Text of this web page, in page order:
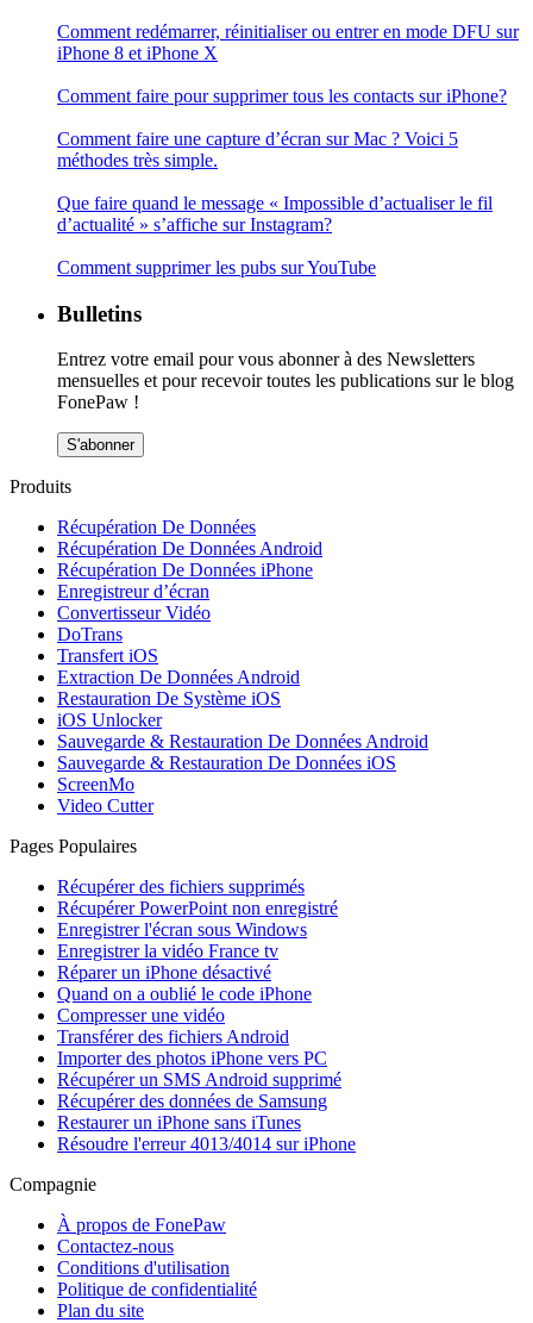
Comment redémarrer, réinitialiser ou entrer en mode DFU sur
iPhone 8 et iPhone X
Comment faire pour supprimer tous les contacts sur iPhone?
Comment faire une capture d’écran sur Mac ? Voici 5
méthodes très simple.
Que faire quand le message « Impossible d’actualiser le fil
d’actualité » s’affiche sur Instagram?
Comment supprimer les pubs sur YouTube
Bulletins
Entrez votre email pour vous abonner à des Newsletters
mensuelles et pour recevoir toutes les publications sur le blog
FonePaw !
S'abonner
Produits
Récupération De Données
Récupération De Données Android
Récupération De Données iPhone
Enregistreur d’écran
Convertisseur Vidéo
DoTrans
Transfert iOS
Extraction De Données Android
Restauration De Système iOS
iOS Unlocker
Sauvegarde & Restauration De Données Android
Sauvegarde & Restauration De Données iOS
ScreenMo
Video Cutter
Pages Populaires
Récupérer des fichiers supprimés
Récupérer PowerPoint non enregistré
Enregistrer l'écran sous Windows
Enregistrer la vidéo France tv
Réparer un iPhone désactivé
Quand on a oublié le code iPhone
Compresser une vidéo
Transférer des fichiers Android
Importer des photos iPhone vers PC
Récupérer un SMS Android supprimé
Récupérer des données de Samsung
Restaurer un iPhone sans iTunes
Résoudre l'erreur 4013/4014 sur iPhone
Compagnie
À propos de FonePaw
Contactez-nous
Conditions d'utilisation
Politique de confidentialité
Plan du site